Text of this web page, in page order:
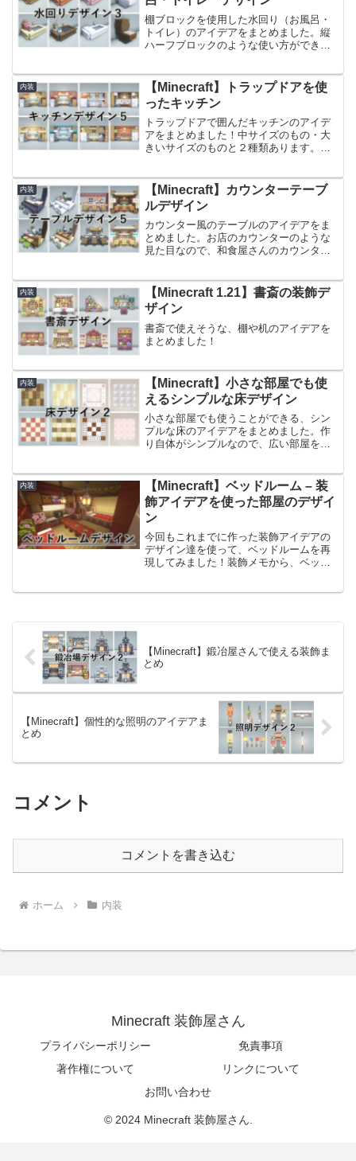
棚ブロックを使用した水回り（お風呂・
トイレ）のアイデアをまとめました。縦
ハーフブロックのような使い方ができる
インなので、ヒノキ風呂のような見た目
のお風呂を作りたいときにおすすめのデ
ザインです。
内装
【Minecraft】トラップドアを使
ったキッチン
トラップドアで囲んだキッチンのアイデ
アをまとめました！中サイズのもの・大
きいサイズのものと２種類あります。そ
ださい。前回作ったキッチンのアイデア
はこちらです。【Mine...
内装
【Minecraft】カウンターテーブ
ルデザイン
カウンター風のテーブルのアイデアをま
とめました。お店のカウンターのような
見た目なので、和食屋さんのカウンター
ルなどと組み合わせると、よりお店感の
ある内装にできると思うの...
内装
【Minecraft 1.21】書斎の装飾デ
ザイン
書斎で使えそうな、棚や机のアイデアを
まとめました！
内装
【Minecraft】小さな部屋でも使
えるシンプルな床デザイン
小さな部屋でも使うことができる、シン
プルな床のアイデアをまとめました。作
り自体がシンプルなので、広い部屋を作
できるようにしています。以前作った床
のデザインはこちら。【M...
内装
【Minecraft】ベッドルーム – 装
飾アイデアを使った部屋のデザイ
ン
今回もこれまでに作った装飾アイデアの
デザイン達を使って、ベッドルームを再
現してみました！装飾メモから、ベッド
【Minecraft】鍛冶屋さんで使える装飾ま
とめ
【Minecraft】個性的な照明のアイデアま
とめ
コメント
コメントを書き込む
ホーム 内装
Minecraft 装飾屋さん
プライバシーポリシー
免責事項
著作権について
リンクについて
お問い合わせ
© 2024 Minecraft 装飾屋さん.